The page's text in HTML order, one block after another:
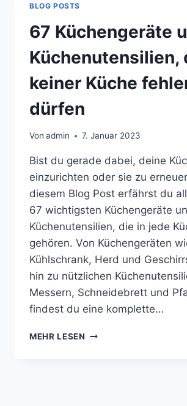
BLOG POSTS
67 Küchengeräte
Küchenutensilien,
keiner Küche
dürfen
Von admin 7. Januar 2023
Bist du gerade dabei, deine
einzurichten oder sie zu
diesem Blog Post erfährst du
67 wichtigsten Küchengeräte
Küchenutensilien, die in jede
gehören. Von Küchengeräten
Kühlschrank, Herd und
hin zu nützlichen
Messern, Schneidebrett und
findest du eine komplette…
MEHR LESEN